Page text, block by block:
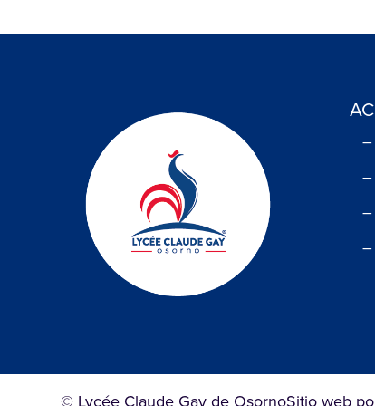
© Lycée Claude Gay de OsornoSitio web